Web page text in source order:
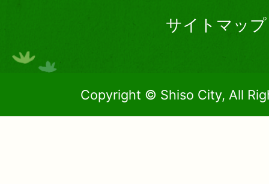
サイトマップ
Copyright © Shiso City, All